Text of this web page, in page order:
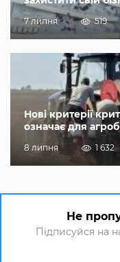
7 липня 519
Нові критерії
означає для
8 липня 1 632
Не
Підписуйся на